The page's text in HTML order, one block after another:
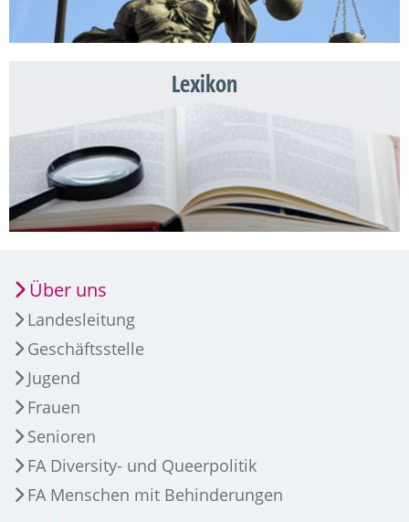
Lexikon
Über uns
Landesleitung
Geschäftsstelle
Jugend
Frauen
Senioren
FA Diversity- und Queerpolitik
FA Menschen mit Behinderungen